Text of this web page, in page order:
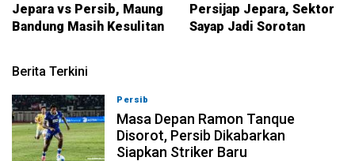
Jepara vs Persib, Maung
Bandung Masih Kesulitan
Persijap Jepara, Sektor
Sayap Jadi Sorotan
Berita Terkini
Persib
Masa Depan Ramon Tanque
Disorot, Persib Dikabarkan
Siapkan Striker Baru